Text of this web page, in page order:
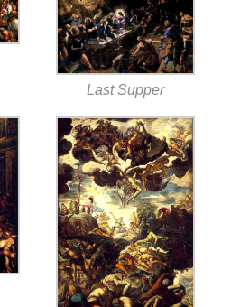
Last Supper